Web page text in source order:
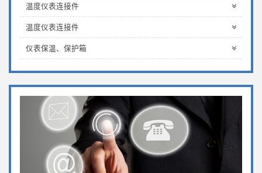
温度仪表连接件
温度仪表连接件
仪表保温、保护箱